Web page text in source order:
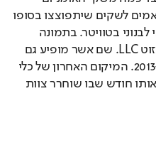
החנקתי בנמל. השקים האלה תואמים לשקים שיתפוצצו בסופו
של דבר על פי פרסום של עיתונאי לבנוני בטוויטר. בתמונה
מופיע גם שם החברה: רוסטווי אזוט LLC. שם אשר מופיע גם
במסמכי השילוח של הספינה ב-2013. המיקום האחרון של כלי
השיט נשלח ב-7 באוגוסט 2014, אותו חודש שבו שוחרר צוות